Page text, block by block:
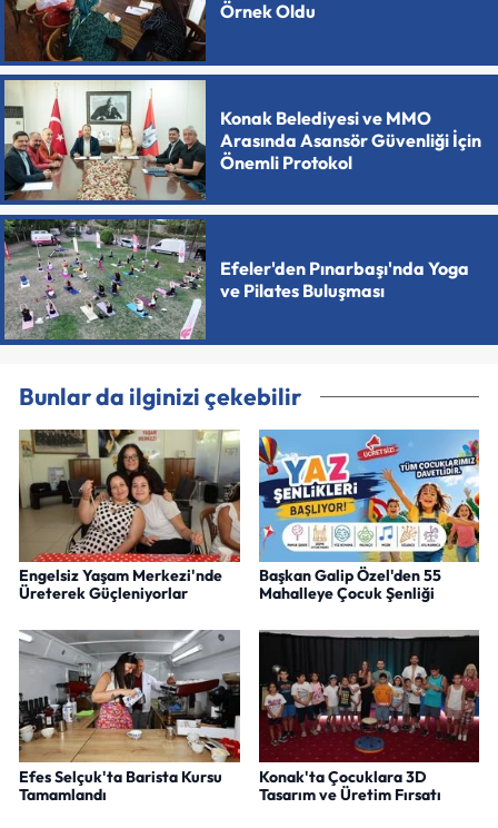
Örnek Oldu
Konak Belediyesi ve MMO
Arasında Asansör Güvenliği İçin
Önemli Protokol
Efeler'den Pınarbaşı'nda Yoga
ve Pilates Buluşması
Bunlar da ilginizi çekebilir
Engelsiz Yaşam Merkezi'nde
Üreterek Güçleniyorlar
Başkan Galip Özel'den 55
Mahalleye Çocuk Şenliği
Efes Selçuk'ta Barista Kursu
Tamamlandı
Konak'ta Çocuklara 3D
Tasarım ve Üretim Fırsatı